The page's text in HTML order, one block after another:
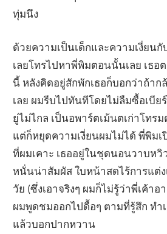
ทุ่มนึง
ด้วยความเป็นเด็กและความเงี่ยน
เลยโทรไปหาพี่พิมตอนนั้นเลย เธอ
นี้ หลังคิดอยู่สักพักเธอก็บอกว่าถ้าก
เลย ผมรีบไปทันทีโดยไม่ลืมซื้อเบีย
ยู่ไม่ไกล เป็นอพาร์ตเม้นตเก่าโทร
แต่ก็หยุดความเงี่ยนผมไม่ได้ พี่พิม
ที่ผมเคาะ เธออยู่ในชุดนอนวาบหวิ
หนั่นน่าสัมผัส ใบหน้าสดไร้การแต่
วัย (ซึ่งเอาจริงๆ ผมก็ไม่รู้ว่าพี่เค้าอ
ผมพูดชมออกไปดื้อๆ ตามที่รู้สึก ทำ
แล้วบอกปากหวาน